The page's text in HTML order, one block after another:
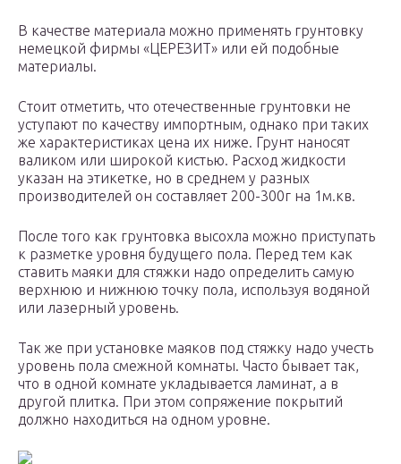
В качестве материала можно применять грунтовку
немецкой фирмы «ЦЕРЕЗИТ» или ей подобные
материалы.
Стоит отметить, что отечественные грунтовки не
уступают по качеству импортным, однако при таких
же характеристиках цена их ниже. Грунт наносят
валиком или широкой кистью. Расход жидкости
указан на этикетке, но в среднем у разных
производителей он составляет 200-300г на 1м.кв.
После того как грунтовка высохла можно приступать
к разметке уровня будущего пола. Перед тем как
ставить маяки для стяжки надо определить самую
верхнюю и нижнюю точку пола, используя водяной
или лазерный уровень.
Так же при установке маяков под стяжку надо учесть
уровень пола смежной комнаты. Часто бывает так,
что в одной комнате укладывается ламинат, а в
другой плитка. При этом сопряжение покрытий
должно находиться на одном уровне.